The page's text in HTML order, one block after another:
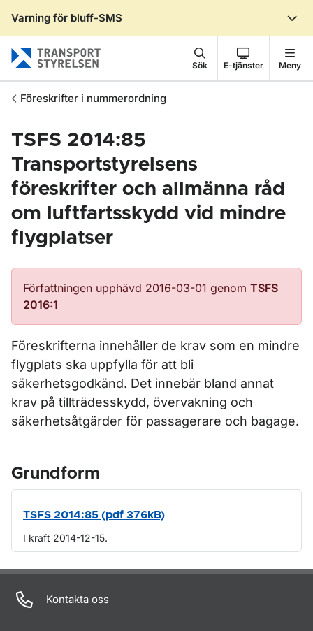
Varning för bluff-SMS
Sök E-tjänster Meny
Föreskrifter i nummerordning
TSFS 2014:85
Transportstyrelsens
föreskrifter och allmänna råd
om luftfartsskydd vid mindre
flygplatser
Författningen upphävd 2016-03-01 genom TSFS
2016:1
Föreskrifterna innehåller de krav som en mindre
flygplats ska uppfylla för att bli
säkerhetsgodkänd. Det innebär bland annat
krav på tillträdesskydd, övervakning och
säkerhetsåtgärder för passagerare och bagage.
Grundform
TSFS 2014:85 (pdf 376kB)
I kraft 2014-12-15.
Om sidan
Kontakta oss